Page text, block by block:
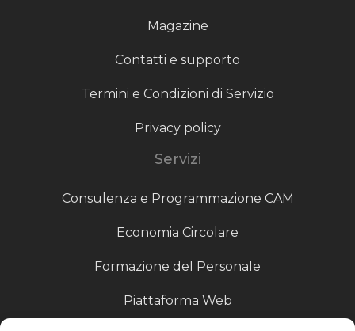
Magazine
Contatti e supporto
Termini e Condizioni di Servizio
Privacy policy
Servizi
Consulenza e Programmazione CAM
Economia Circolare
Formazione del Personale
Piattaforma Web